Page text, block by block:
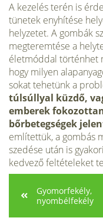
A kezelés terén is
tünetek enyhítése
helyzetet. A gombák
megteremtése a
életmóddal történhet
hogy milyen
sokat tehetünk a
túlsúllyal küzdő,
emberek
bőrbetegségek
említettük, a gombás
szedése után is
kedvező feltételeket
Gyomorfekély,
nyombélfekély